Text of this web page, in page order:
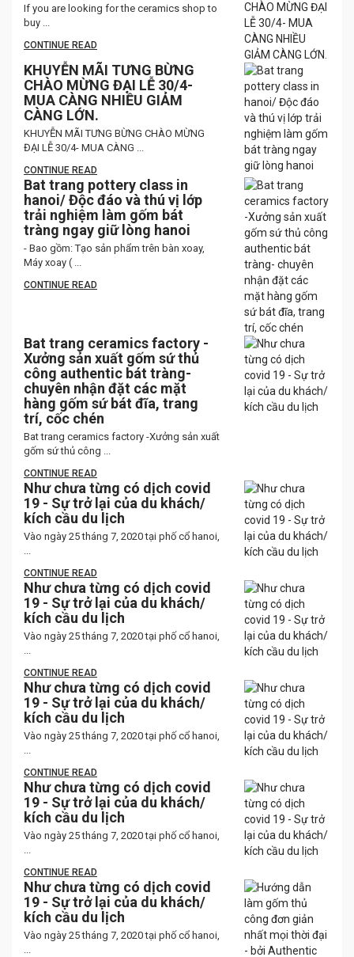
If you are looking for the ceramics shop to
buy ...
CONTINUE READ
KHUYỄN MÃI TƯNG BỪNG
CHÀO MỪNG ĐẠI LỄ 30/4-
MUA CÀNG NHIỀU GIẢM
CÀNG LỚN.
KHUYỄN MÃI TƯNG BỪNG CHÀO MỪNG
ĐẠI LỄ 30/4- MUA CÀNG ...
CONTINUE READ
Bat trang pottery class in
hanoi/ Độc đáo và thú vị lớp
trải nghiệm làm gốm bát
tràng ngay giữ lòng hanoi
- Bao gồm: Tạo sản phẩm trên bàn xoay,
Máy xoay ( ...
CONTINUE READ
Bat trang ceramics factory -
Xưởng sản xuất gốm sứ thủ
công authentic bát tràng-
chuyên nhận đặt các mặt
hàng gốm sứ bát đĩa, trang
trí, cốc chén
Bat trang ceramics factory -Xưởng sản xuất
gốm sứ thủ công ...
CONTINUE READ
Như chưa từng có dịch covid
19 - Sự trở lại của du khách/
kích cầu du lịch
Vào ngày 25 tháng 7, 2020 tại phố cổ hanoi,
...
CONTINUE READ
Như chưa từng có dịch covid
19 - Sự trở lại của du khách/
kích cầu du lịch
Vào ngày 25 tháng 7, 2020 tại phố cổ hanoi,
...
CONTINUE READ
Như chưa từng có dịch covid
19 - Sự trở lại của du khách/
kích cầu du lịch
Vào ngày 25 tháng 7, 2020 tại phố cổ hanoi,
...
CONTINUE READ
Như chưa từng có dịch covid
19 - Sự trở lại của du khách/
kích cầu du lịch
Vào ngày 25 tháng 7, 2020 tại phố cổ hanoi,
...
CONTINUE READ
Như chưa từng có dịch covid
19 - Sự trở lại của du khách/
kích cầu du lịch
Vào ngày 25 tháng 7, 2020 tại phố cổ hanoi,
...